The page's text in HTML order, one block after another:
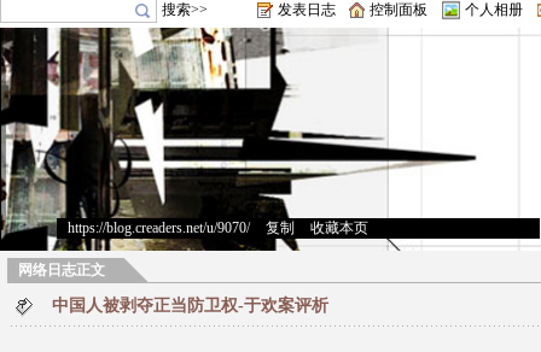
搜索>> 发表日志 控制面板 个人相册
https://blog.creaders.net/u/9070/> 复制 收藏本页
网络日志正文
中国人被剥夺正当防卫权-于欢案评析